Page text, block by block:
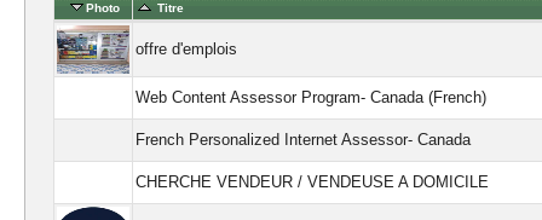
Photo Titre
offre d'emplois
Web Content Assessor Program- Canada (French)
French Personalized Internet Assessor- Canada
CHERCHE VENDEUR / VENDEUSE A DOMICILE